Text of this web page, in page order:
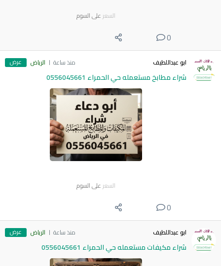
السعر على السوم
0
ابو عبداللطيف منذ ساعة الرياض عرض
شراء مطابخ مستعمله حي الحمراء 0556045661
السعر على السوم
0
ابو عبداللطيف منذ ساعة الرياض عرض
شراء مكيفات مستعمله حي الحمراء 0556045661